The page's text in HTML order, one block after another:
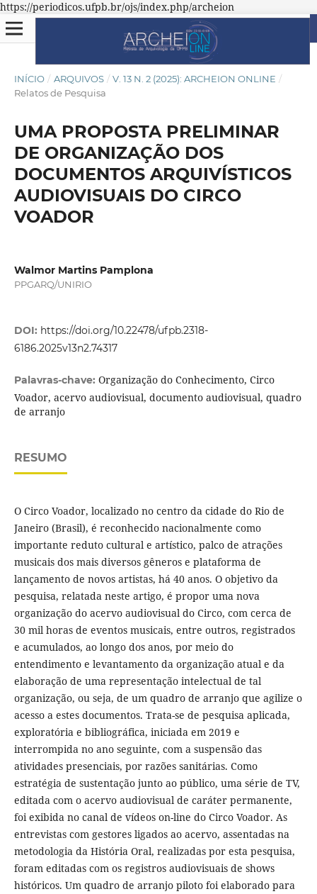
https://periodicos.ufpb.br/ojs/index.php/archeion
INÍCIO / ARQUIVOS / V. 13 N. 2 (2025): ARCHEION ONLINE /
Relatos de Pesquisa
UMA PROPOSTA PRELIMINAR
DE ORGANIZAÇÃO DOS
DOCUMENTOS ARQUIVÍSTICOS
AUDIOVISUAIS DO CIRCO
VOADOR
Walmor Martins Pamplona
PPGARQ/UNIRIO
DOI: https://doi.org/10.22478/ufpb.2318-
6186.2025v13n2.74317
Palavras-chave: Organização do Conhecimento, Circo
Voador, acervo audiovisual, documento audiovisual, quadro
de arranjo
RESUMO
O Circo Voador, localizado no centro da cidade do Rio de
Janeiro (Brasil), é reconhecido nacionalmente como
importante reduto cultural e artístico, palco de atrações
musicais dos mais diversos gêneros e plataforma de
lançamento de novos artistas, há 40 anos. O objetivo da
pesquisa, relatada neste artigo, é propor uma nova
organização do acervo audiovisual do Circo, com cerca de
30 mil horas de eventos musicais, entre outros, registrados
e acumulados, ao longo dos anos, por meio do
entendimento e levantamento da organização atual e da
elaboração de uma representação intelectual de tal
organização, ou seja, de um quadro de arranjo que agilize o
acesso a estes documentos. Trata-se de pesquisa aplicada,
exploratória e bibliográfica, iniciada em 2019 e
interrompida no ano seguinte, com a suspensão das
atividades presenciais, por razões sanitárias. Como
estratégia de sustentação junto ao público, uma série de TV,
editada com o acervo audiovisual de caráter permanente,
foi exibida no canal de vídeos on-line do Circo Voador. As
entrevistas com gestores ligados ao acervo, assentadas na
metodologia da História Oral, realizadas por esta pesquisa,
foram editadas com os registros audiovisuais de shows
históricos. Um quadro de arranjo piloto foi elaborado para